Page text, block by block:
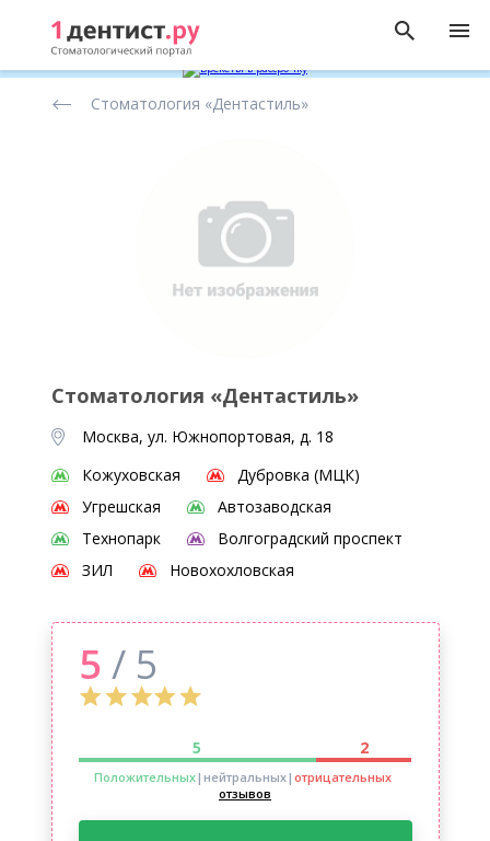
стоматологических
Стоматология «Дентастиль»
Стоматология «Дентастиль»
Москва, ул. Южнопортовая, д. 18
Кожуховская
Дубровка (МЦК)
Угрешская
Автозаводская
Технопарк
Волгоградский проспект
ЗИЛ
Новохохловская
5 / 5
5 2
Положительных|нейтральных| отрицательных
отзывов